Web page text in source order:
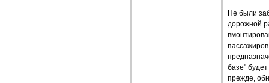
Не были
дорожной
базе"
прежде,